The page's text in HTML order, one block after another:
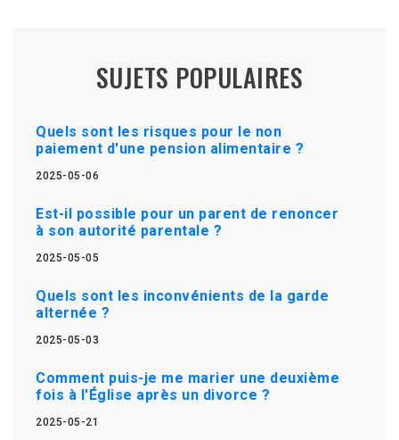
SUJETS POPULAIRES
Quels sont les risques pour le non
paiement d'une pension alimentaire ?
2025-05-06
Est-il possible pour un parent de renoncer
à son autorité parentale ?
2025-05-05
Quels sont les inconvénients de la garde
alternée ?
2025-05-03
Comment puis-je me marier une deuxième
fois à l'Église après un divorce ?
2025-05-21